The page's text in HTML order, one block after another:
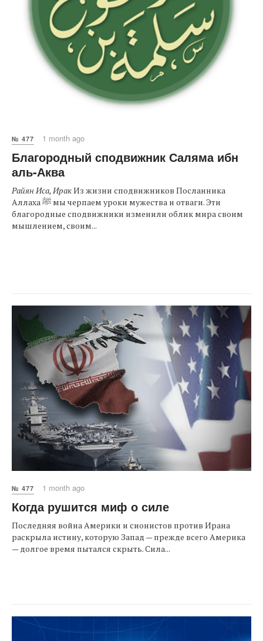
№ 477 1 month ago
Благородный сподвижник Саляма ибн
аль-Аква
Райян Иса, ИракИз жизни сподвижников Посланника
Аллаха ﷺ мы черпаем уроки мужества и отваги. Эти
благородные сподвижники изменили облик мира своим
мышлением, своим...
№ 477 1 month ago
Когда рушится миф о силе
Последняя война Америки и сионистов против Ирана
раскрыла истину, которую Запад — прежде всего Америка
— долгое время пытался скрыть. Сила...